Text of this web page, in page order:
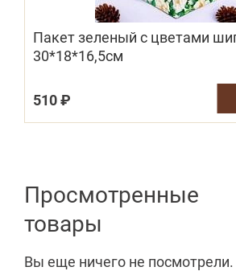
Пакет зеленый с цветами
30*18*16,5см
510 ₽
Просмотренные
товары
Вы еще ничего не посмотрели.